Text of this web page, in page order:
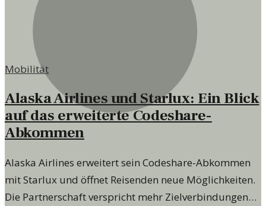
Mobilität
Alaska Airlines und Starlux: Ein Blick
auf das erweiterte Codeshare-
Abkommen
Alaska Airlines erweitert sein Codeshare-Abkommen
mit Starlux und öffnet Reisenden neue Möglichkeiten.
Die Partnerschaft verspricht mehr Zielverbindungen